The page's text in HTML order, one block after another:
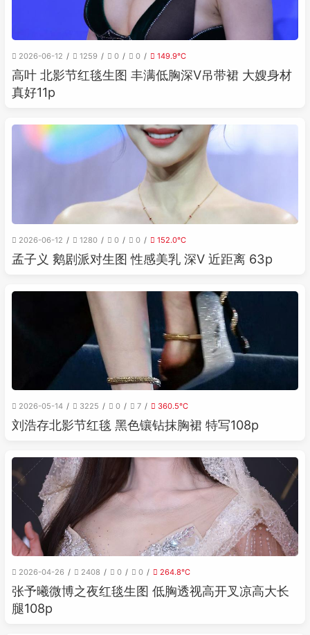
2026-06-12 1259 0 0 149.9℃
高叶 北影节红毯生图 丰满低胸深V吊带裙 大嫂身材
真好11p
2026-06-12 1280 0 0 152.0℃
孟子义 鹅剧派对生图 性感美乳 深V 近距离 63p
2026-05-14 3225 0 7 360.5℃
刘浩存北影节红毯 黑色镶钻抹胸裙 特写108p
2026-04-26 2408 0 0 264.8℃
张予曦微博之夜红毯生图 低胸透视高开叉凉高大长
腿108p